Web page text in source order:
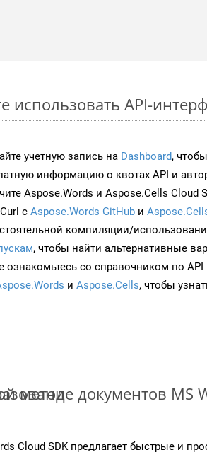
использовать API-
учетную запись на Dashboard,
информацию о квотах API и
Aspose.Words и Aspose.Cells Cloud
с Aspose.Words GitHub и
компиляции/
, чтобы найти альтернативные
ознакомьтесь со справочником по API
и Aspose.Cells, чтобы
метод документов
Cloud SDK предлагает быстрые и